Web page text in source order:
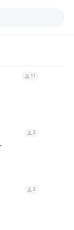
11
2
2